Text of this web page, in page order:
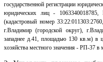
государственной регистрации
юридических лиц -
(кадастровый номер
г.Владимир (городской округ),
западнее д.41, площадью 130 кв.м) в
хозяйства местного значения - РП-37